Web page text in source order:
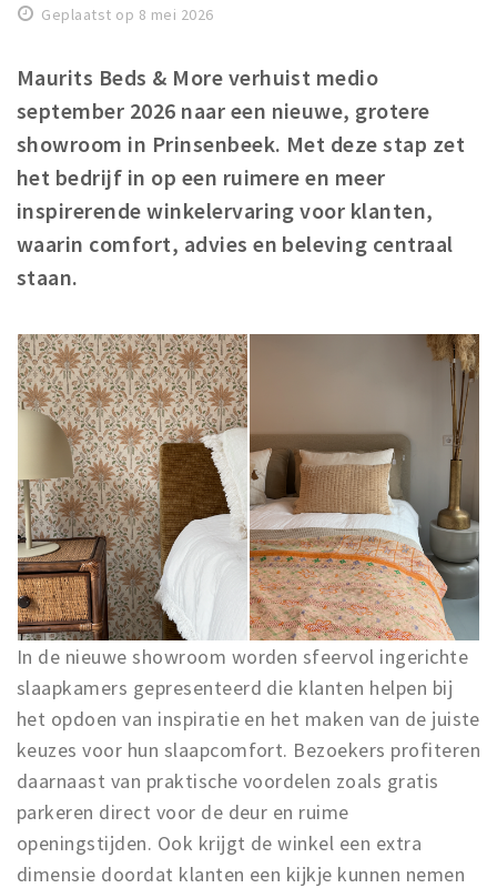
Huisarts en eerste hulp
KORTING
Breda Student Shop
Draai aan het rad!
VRIJE TIJD
Sport
Agenda
Bezienswaardigheden
Musea, theaters & podia
Uitjes & activiteiten
Studentenroutes
Natuurgebieden
Party pics
Eten
Drinken
Recreatief
Winkels
Winkelgebieden
Deals
Parkeren
Geplaatst op 8 mei 2026
Maurits Beds & More verhuist medio
september 2026 naar een nieuwe, grotere
showroom in Prinsenbeek. Met deze stap zet
het bedrijf in op een ruimere en meer
inspirerende winkelervaring voor klanten,
waarin comfort, advies en beleving centraal
staan.
In de nieuwe showroom worden sfeervol ingerichte
slaapkamers gepresenteerd die klanten helpen bij
het opdoen van inspiratie en het maken van de juiste
keuzes voor hun slaapcomfort. Bezoekers profiteren
daarnaast van praktische voordelen zoals gratis
parkeren direct voor de deur en ruime
openingstijden. Ook krijgt de winkel een extra
dimensie doordat klanten een kijkje kunnen nemen